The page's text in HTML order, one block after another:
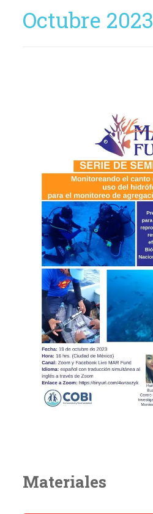
Octubre 2023
Materiales